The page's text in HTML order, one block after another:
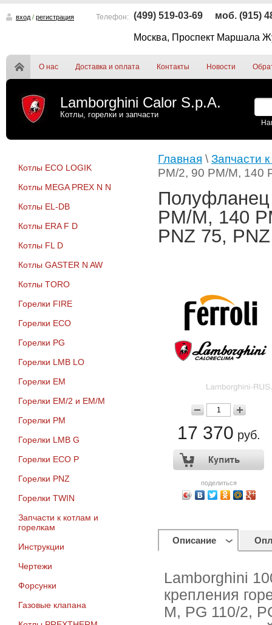
вход / регистрация Телефон: (499) 519-03-69 моб. (915)
Москва, Проспект Маршала
О нас Доставка и оплата Контакты Новости
Lamborghini Calor S.p.A.
Котлы, горелки и запчасти
Котлы ECO LOGIK
Котлы MEGA PREX N N
Котлы EL-DB
Котлы ERA F D
Котлы FL D
Котлы GASTER N AW
Котлы TORO
Горелки FIRE
Горелки ECO
Горелки PG
Горелки LMB LO
Горелки EM
Горелки EM/2 и EM/M
Горелки PM
Горелки LMB G
Горелки ECO P
Горелки PNZ
Горелки TWIN
Запчасти к котлам и
горелкам
Инструкции
Чертежи
Форсунки
Газовые клапана
Главная \ Запчасти
РМ/2, 90 РМ/M, 140
Полуфланец
РМ/M, 140
PNZ 75,
17 370 руб.
поделиться
Описание
Lamborghini
крепления
М, PG 110/2,